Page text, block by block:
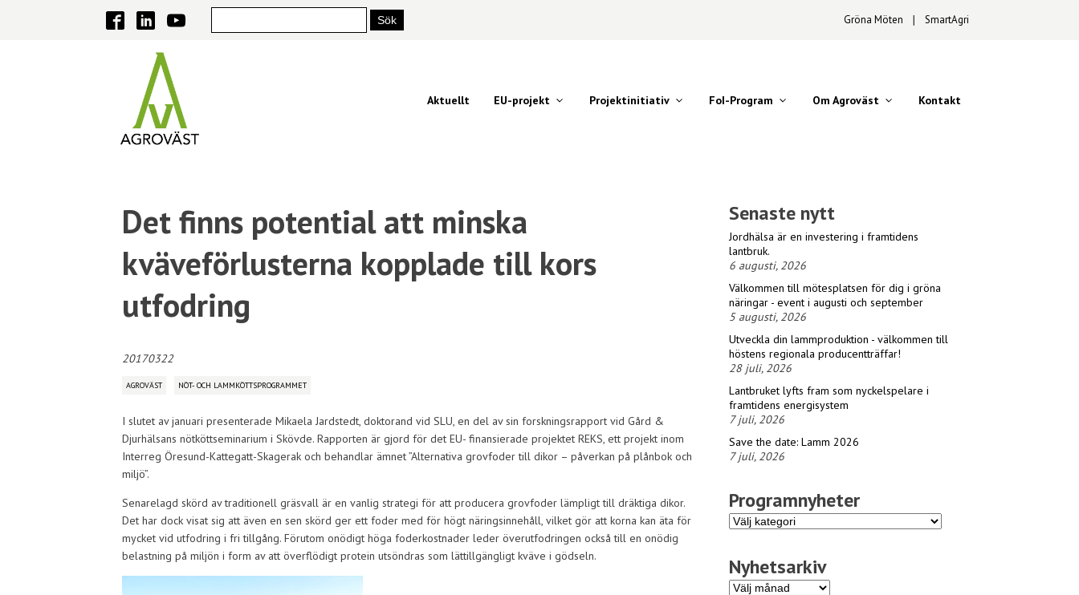
Gröna Möten ∣ SmartAgri
Aktuellt EU-projekt Projektinitiativ FoI-Program Om Agroväst Kontakt
Det finns potential att minska
kväveförlusterna kopplade till kors
utfodring
20170322
AGROVÄST NÖT- OCH LAMMKÖTTSPROGRAMMET
I slutet av januari presenterade Mikaela Jardstedt, doktorand vid SLU, en del av sin forskningsrapport vid Gård &
Djurhälsans nötköttseminarium i Skövde. Rapporten är gjord för det EU- finansierade projektet REKS, ett projekt inom
Interreg Öresund-Kattegatt-Skagerak och behandlar ämnet ”Alternativa grovfoder till dikor – påverkan på plånbok och
miljö”.
Senarelagd skörd av traditionell gräsvall är en vanlig strategi för att producera grovfoder lämpligt till dräktiga dikor.
Det har dock visat sig att även en sen skörd ger ett foder med för högt näringsinnehåll, vilket gör att korna kan äta för
mycket vid utfodring i fri tillgång. Förutom onödigt höga foderkostnader leder överutfodringen också till en onödig
belastning på miljön i form av att överflödigt protein utsöndras som lättillgängligt kväve i gödseln.
Senaste nytt
Jordhälsa är en investering i framtidens
lantbruk.
6 augusti, 2026
Välkommen till mötesplatsen för dig i gröna
näringar - event i augusti och september
5 augusti, 2026
Utveckla din lammproduktion - välkommen till
höstens regionala producentträffar!
28 juli, 2026
Lantbruket lyfts fram som nyckelspelare i
framtidens energisystem
7 juli, 2026
Save the date: Lamm 2026
7 juli, 2026
Programnyheter
Programnyheter
Nyhetsarkiv
Nyhetsarkiv